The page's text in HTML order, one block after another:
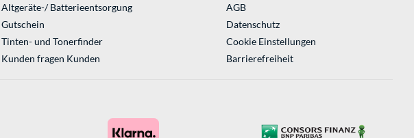
Altgeräte-/ Batterieentsorgung
Gutschein
Tinten- und Tonerfinder
Kunden fragen Kunden
AGB
Datenschutz
Cookie Einstellungen
Barrierefreiheit